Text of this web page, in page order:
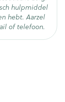
hulpmiddel
hebt. Aarzel
of telefoon.